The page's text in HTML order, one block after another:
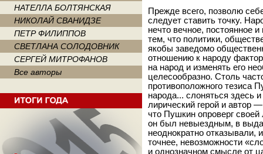
НАТЕЛЛА БОЛТЯНСКАЯ
НИКОЛАЙ СВАНИДЗЕ
ПЕТР ФИЛИППОВ
СВЕТЛАНА СОЛОДОВНИК
СЕРГЕЙ МИТРОФАНОВ
Все авторы
Прежде всего, позволю
следует ставить точку.
нечто вечное, постоянное
тем, что политики,
якобы заведомо
отношению к народу
на народ и изменять его
целесообразно. Столь
противоположного тезиса
народа... слоняться здесь
лирический герой и автор
что Пушкин опроверг
он был невыездным, в
неоднократно отказывали,
точнее, невозможности
и однозначном смысле от